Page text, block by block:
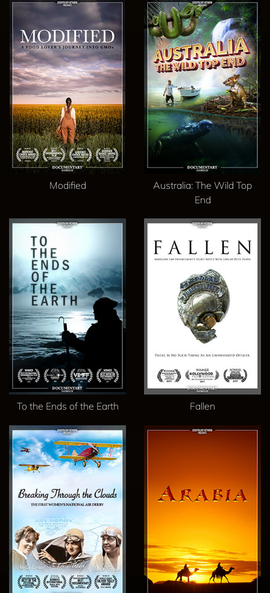
Modified
Australia: The Wild Top
End
To the Ends of the Earth Fallen